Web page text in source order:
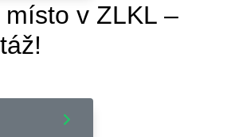
místo v ZLKL –